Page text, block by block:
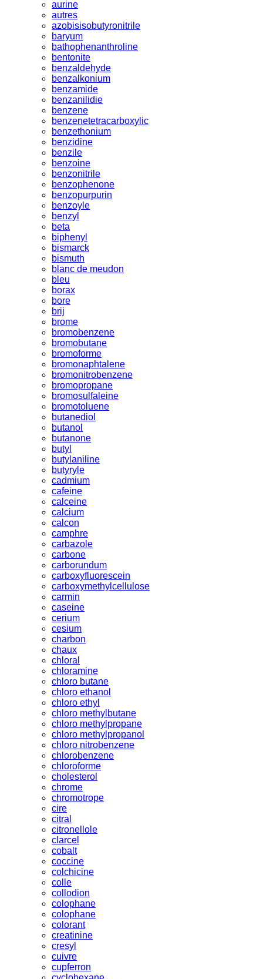
aurine
autres
azobisisobutyronitrile
baryum
bathophenanthroline
bentonite
benzaldehyde
benzalkonium
benzamide
benzanilidie
benzene
benzenetetracarboxylic
benzethonium
benzidine
benzile
benzoine
benzonitrile
benzophenone
benzopurpurin
benzoyle
benzyl
beta
biphenyl
bismarck
bismuth
blanc de meudon
bleu
borax
bore
brij
brome
bromobenzene
bromobutane
bromoforme
bromonaphtalene
bromonitrobenzene
bromopropane
bromosulfaleine
bromotoluene
butanediol
butanol
butanone
butyl
butylaniline
butyryle
cadmium
cafeine
calceine
calcium
calcon
camphre
carbazole
carbone
carborundum
carboxyfluorescein
carboxymethylcellulose
carmin
caseine
cerium
cesium
charbon
chaux
chloral
chloramine
chloro butane
chloro ethanol
chloro ethyl
chloro methylbutane
chloro methylpropane
chloro methylpropanol
chloro nitrobenzene
chlorobenzene
chloroforme
cholesterol
chrome
chromotrope
cire
citral
citronellole
clarcel
cobalt
coccine
colchicine
colle
collodion
colophane
colophane
colorant
creatinine
cresyl
cuivre
cupferron